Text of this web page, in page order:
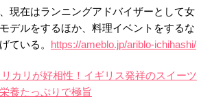
現在はランニングアドバイザーとして女
デルをするほか、料理イベントをするな
ている。 https://ameblo.jp/ariblo-ichihashi/
カリが好相性！イギリス発祥のスイーツ
養たっぷりで極旨